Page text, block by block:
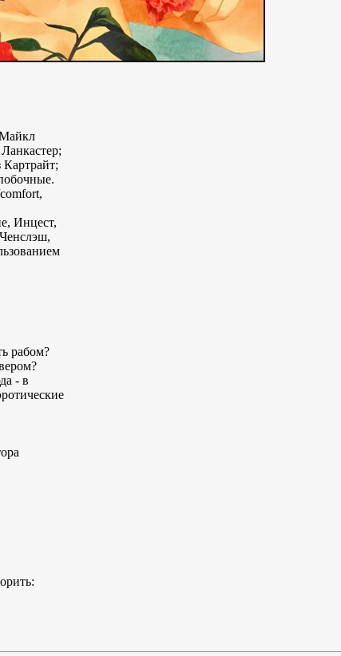
Инцест,
рабом?
- в